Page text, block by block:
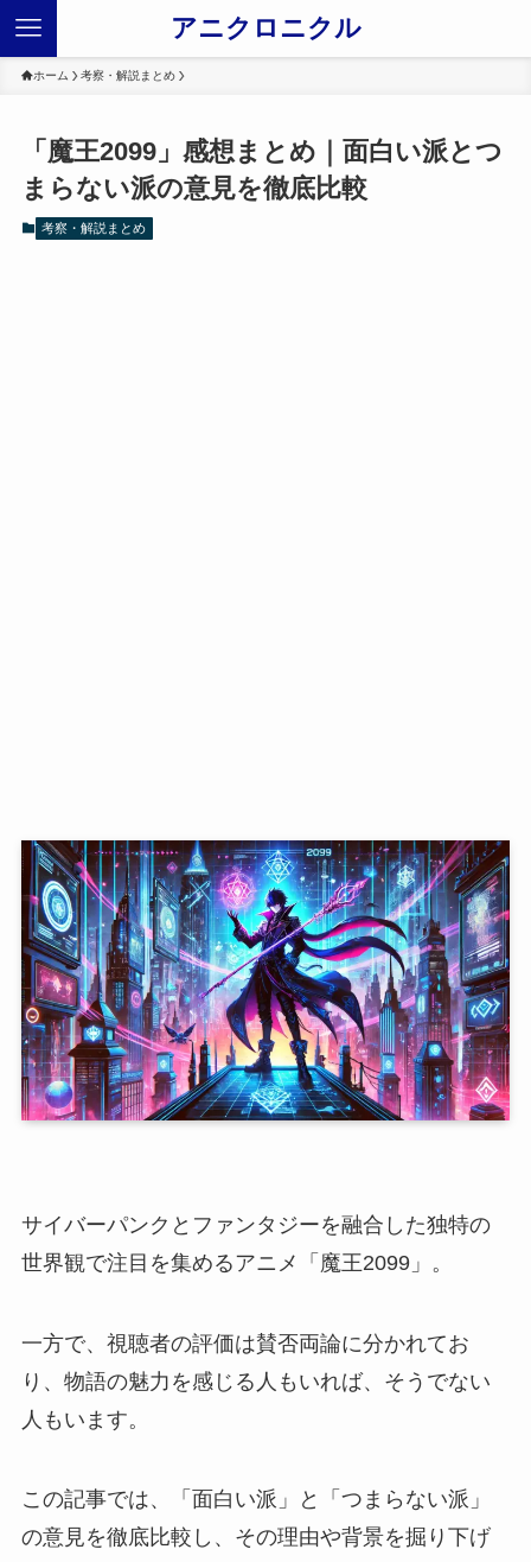
アニクロニクル
ホーム 考察・解説まとめ
「魔王2099」感想まとめ｜面白い派とつ
まらない派の意見を徹底比較
考察・解説まとめ
サイバーパンクとファンタジーを融合した独特の
世界観で注目を集めるアニメ「魔王2099」。
一方で、視聴者の評価は賛否両論に分かれてお
り、物語の魅力を感じる人もいれば、そうでない
人もいます。
この記事では、「面白い派」と「つまらない派」
の意見を徹底比較し、その理由や背景を掘り下げ